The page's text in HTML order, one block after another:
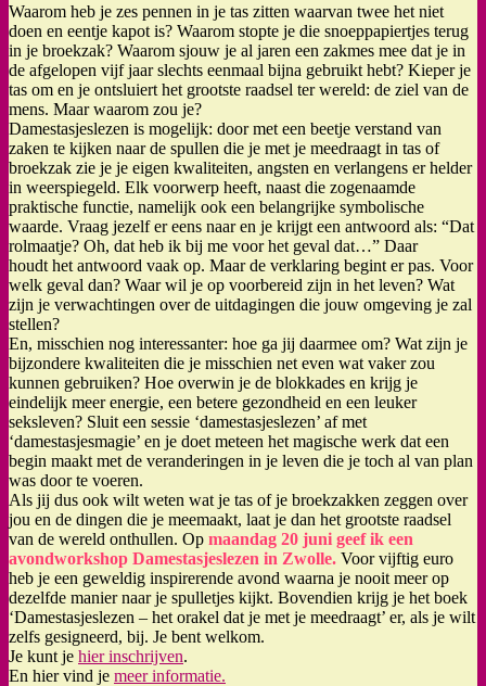
Waarom heb je zes pennen in je tas zitten waarvan twee het niet
doen en eentje kapot is? Waarom stopte je die snoeppapiertjes terug
in je broekzak? Waarom sjouw je al jaren een zakmes mee dat je in
de afgelopen vijf jaar slechts eenmaal bijna gebruikt hebt? Kieper je
tas om en je ontsluiert het grootste raadsel ter wereld: de ziel van de
mens. Maar waarom zou je?
Damestasjeslezen is mogelijk: door met een beetje verstand van
zaken te kijken naar de spullen die je met je meedraagt in tas of
broekzak zie je je eigen kwaliteiten, angsten en verlangens er helder
in weerspiegeld. Elk voorwerp heeft, naast die zogenaamde
praktische functie, namelijk ook een belangrijke symbolische
waarde. Vraag jezelf er eens naar en je krijgt een antwoord als: “Dat
rolmaatje? Oh, dat heb ik bij me voor het geval dat…” Daar
houdt het antwoord vaak op. Maar de verklaring begint er pas. Voor
welk geval dan? Waar wil je op voorbereid zijn in het leven? Wat
zijn je verwachtingen over de uitdagingen die jouw omgeving je zal
stellen?
En, misschien nog interessanter: hoe ga jij daarmee om? Wat zijn je
bijzondere kwaliteiten die je misschien net even wat vaker zou
kunnen gebruiken? Hoe overwin je de blokkades en krijg je
eindelijk meer energie, een betere gezondheid en een leuker
seksleven? Sluit een sessie ‘damestasjeslezen’ af met
‘damestasjesmagie’ en je doet meteen het magische werk dat een
begin maakt met de veranderingen in je leven die je toch al van plan
was door te voeren.
Als jij dus ook wilt weten wat je tas of je broekzakken zeggen over
jou en de dingen die je meemaakt, laat je dan het grootste raadsel
van de wereld onthullen. Op maandag 20 juni geef ik een
avondworkshop Damestasjeslezen in Zwolle. Voor vijftig euro
heb je een geweldig inspirerende avond waarna je nooit meer op
dezelfde manier naar je spulletjes kijkt. Bovendien krijg je het boek
‘Damestasjeslezen – het orakel dat je met je meedraagt’ er, als je wilt
zelfs gesigneerd, bij. Je bent welkom.
Je kunt je hier inschrijven.
En hier vind je meer informatie.